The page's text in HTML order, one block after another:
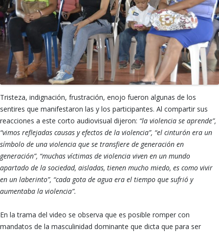
Tristeza, indignación, frustración, enojo fueron algunas de los
sentires que manifestaron las y los participantes. Al compartir sus
reacciones a este corto audiovisual dijeron: “la violencia se aprende”,
“vimos reflejadas causas y efectos de la violencia”, “el cinturón era un
símbolo de una violencia que se transfiere de generación en
generación”, “muchas víctimas de violencia viven en un mundo
apartado de la sociedad, aisladas, tienen mucho miedo, es como vivir
en un laberinto”, “cada gota de agua era el tiempo que sufrió y
aumentaba la violencia”.
En la trama del video se observa que es posible romper con
mandatos de la masculinidad dominante que dicta que para ser